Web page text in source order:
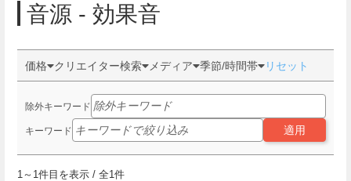
音源 - 効果音
価格 クリエイター検索 メディア 季節/時間帯 リセット
除外キーワード
キーワード 適用
1 ～ 1件目を表示 / 全1件